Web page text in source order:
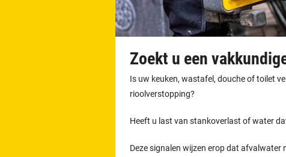
Zoekt u een
Is uw keuken, wastafel, douche of toilet
rioolverstopping?
Heeft u last van stankoverlast of water
Deze signalen wijzen erop dat